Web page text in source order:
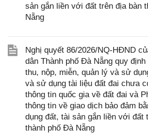
sản gắn liền với đất trên địa bàn
Nẵng
Nghị quyết 86/2026/NQ-HĐND
dân Thành phố Đà Nẵng quy
thu, nộp, miễn, quản lý và sử
và sử dụng tài liệu đất đai chưa
thông tin quốc gia về đất đai và
thông tin về giao dịch bảo đảm
dụng đất, tài sản gắn liền với đất
thành phố Đà Nẵng